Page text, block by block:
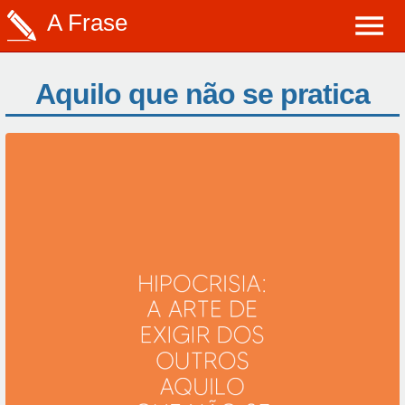
A Frase
Aquilo que não se pratica